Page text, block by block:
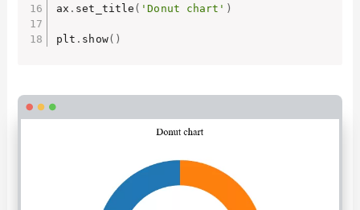
ax . set_title ( 'Donut chart' )
plt . show( )